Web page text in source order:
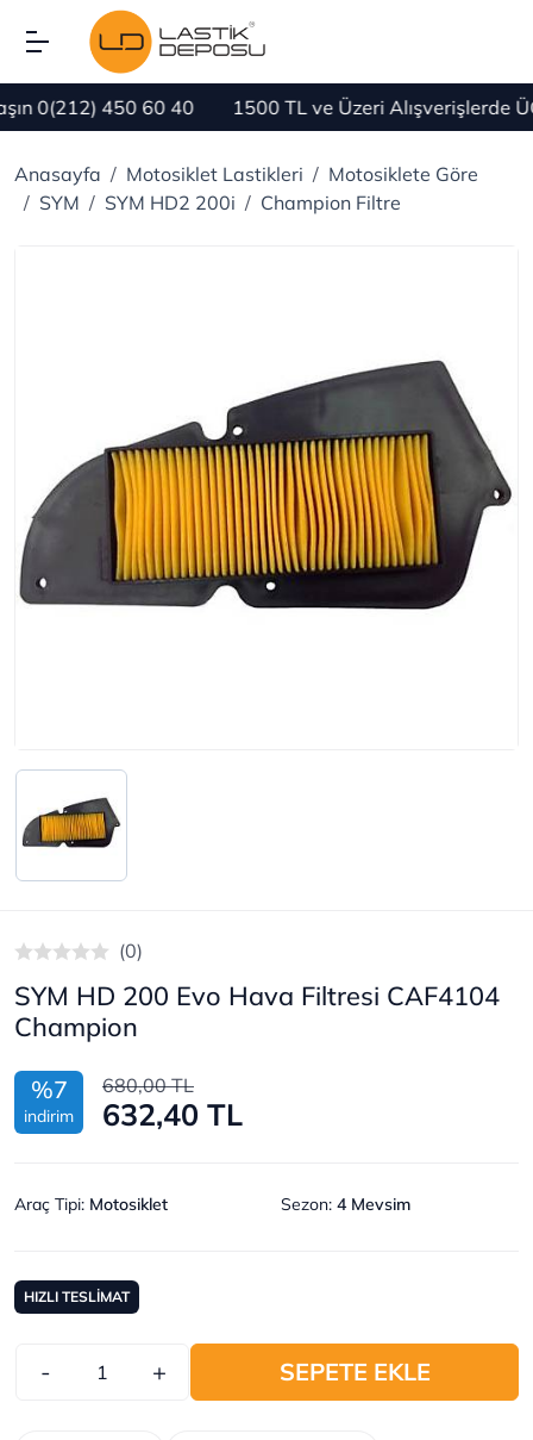
0(212) 450 60 40 1500 TL ve Üzeri Alışverişlerde
Anasayfa Motosiklet Lastikleri
Motosiklete Göre
SYM
SYM HD2 200i Champion Filtre
(0)
SYM HD 200 Evo Hava Filtresi CAF4104
Champion
%7
indirim
680,00 TL
632,40 TL
Araç Tipi: Motosiklet Sezon: 4 Mevsim
HIZLI TESLİMAT
- + SEPETE EKLE